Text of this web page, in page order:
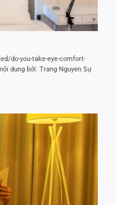
do-you-take-eye-comfort-
dung bởi: Trang Nguyen Sự